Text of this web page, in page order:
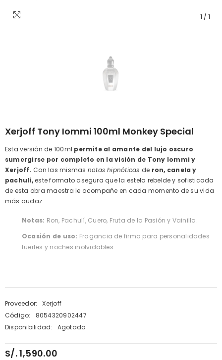
1 / 1
Xerjoff Tony Iommi 100ml Monkey Special
Esta versión de 100ml permite al amante del lujo oscuro
sumergirse por completo en la visión de Tony Iommi y
Xerjoff. Con las mismas notas hipnóticas de ron, canela y
pachulí,este formato asegura que la estela rebelde y sofisticada
de esta obra maestra le acompañe en cada momento de su vida
más audaz.
Notas: Ron, Pachulí, Cuero, Fruta de la Pasión y Vainilla.
Ocasión de uso: Fragancia de firma para personalidades
fuertes y noches inolvidables.
Proveedor:
Xerjoff
Código:
8054320902447
Disponibilidad:
Agotado
S/. 1,590.00